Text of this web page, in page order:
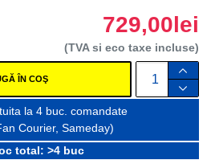
729,00lei
(TVA si eco taxe incluse)
ÎN COŞ
la 4 buc. comandate
Courier, Sameday)
total: >4 buc